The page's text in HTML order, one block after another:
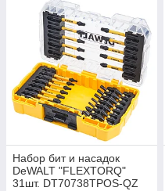
Набор бит и насадок
DeWALT "FLEXTORQ"
31шт. DT70738TPOS-QZ